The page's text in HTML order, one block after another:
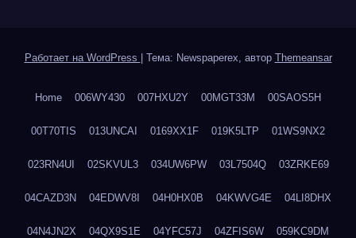
Работает на WordPress Тема: Newspaperex, автор Themeansar
Home 006WY430 007HXU2Y 00MGT33M 00SAOS5H
00T70TIS 013UNCAI 0169XX1F 019K5LTP 01WS9NX2
023RN4UI 02SKVUL3 034UW6PW 03L7504Q 03ZRKE69
04CAZD3N 04EDWV8I 04H0HX0B 04KWVG4E 04LI8DHX
04N4JN2X 04QX9S1E 04YFC57J 04ZFIS6W 059KC9DM